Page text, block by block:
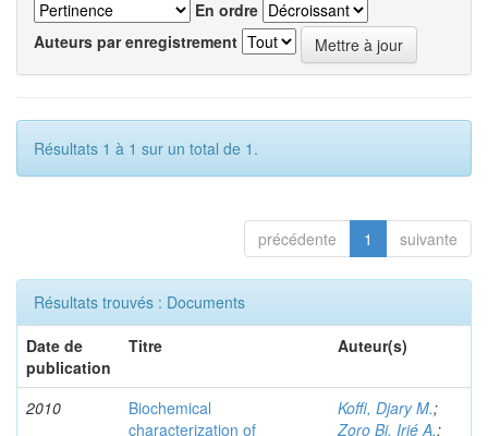
En ordre
Auteurs par enregistrement
Résultats 1 à 1 sur un total de 1.
précédente 1 suivante
Résultats trouvés : Documents
Date de
publication
Titre Auteur(s)
2010
Biochemical
characterization of
Koffi, Djary M.;
Zoro Bi, Irié A.;